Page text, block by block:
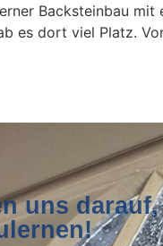
Backsteinbau mit
es dort viel Platz.
uns darauf,